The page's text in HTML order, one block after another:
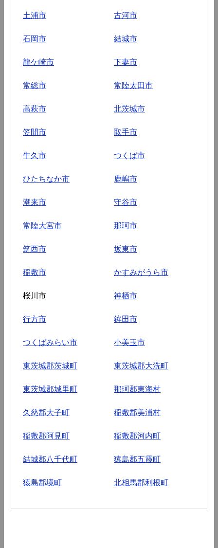
土浦市 古河市
石岡市 結城市
龍ケ崎市 下妻市
常総市 常陸太田市
高萩市 北茨城市
笠間市 取手市
牛久市 つくば市
ひたちなか市 鹿嶋市
潮来市 守谷市
常陸大宮市 那珂市
筑西市 坂東市
稲敷市 かすみがうら市
桜川市 神栖市
行方市 鉾田市
つくばみらい市 小美玉市
東茨城郡茨城町 東茨城郡大洗町
東茨城郡城里町 那珂郡東海村
久慈郡大子町 稲敷郡美浦村
稲敷郡阿見町 稲敷郡河内町
結城郡八千代町 猿島郡五霞町
猿島郡境町 北相馬郡利根町